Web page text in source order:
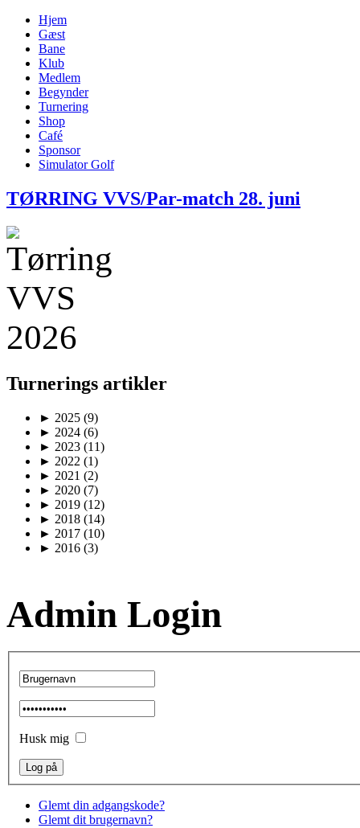
Hjem
Gæst
Bane
Klub
Medlem
Begynder
Turnering
Shop
Café
Sponsor
Simulator Golf
TØRRING VVS/Par-match 28. juni
Turnerings artikler
► 2025 (9)
► 2024 (6)
► 2023 (11)
► 2022 (1)
► 2021 (2)
► 2020 (7)
► 2019 (12)
► 2018 (14)
► 2017 (10)
► 2016 (3)
Admin Login
Husk mig
Glemt din adgangskode?
Glemt dit brugernavn?